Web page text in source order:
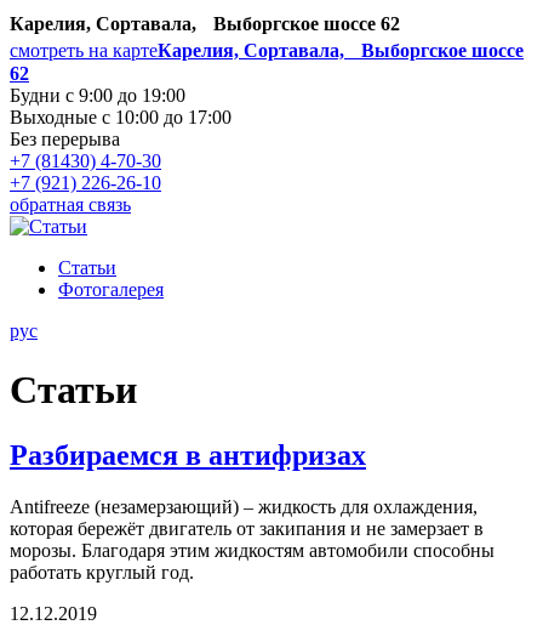
Карелия, Сортавала, Выборгское шоссе 62
смотреть на картеКарелия, Сортавала, Выборгское шоссе
62
Будни с 9:00 до 19:00
Выходные с 10:00 до 17:00
Без перерыва
+7 (81430) 4-70-30
+7 (921) 226-26-10
обратная связь
Статьи
Фотогалерея
рус
Статьи
Разбираемся в антифризах
Antifreeze (незамерзающий) – жидкость для охлаждения,
которая бережёт двигатель от закипания и не замерзает в
морозы. Благодаря этим жидкостям автомобили способны
работать круглый год.
12.12.2019